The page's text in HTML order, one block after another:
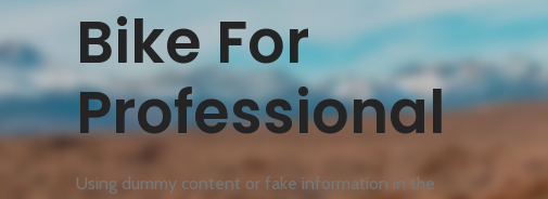
Bike For
Professional
Using dummy content or fake information in the